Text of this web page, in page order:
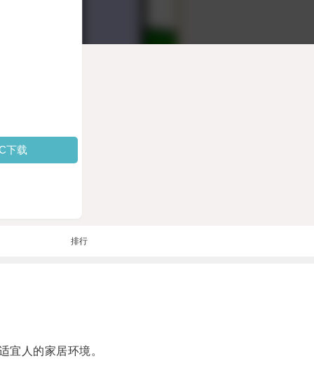
下载
排行
人的家居环境。